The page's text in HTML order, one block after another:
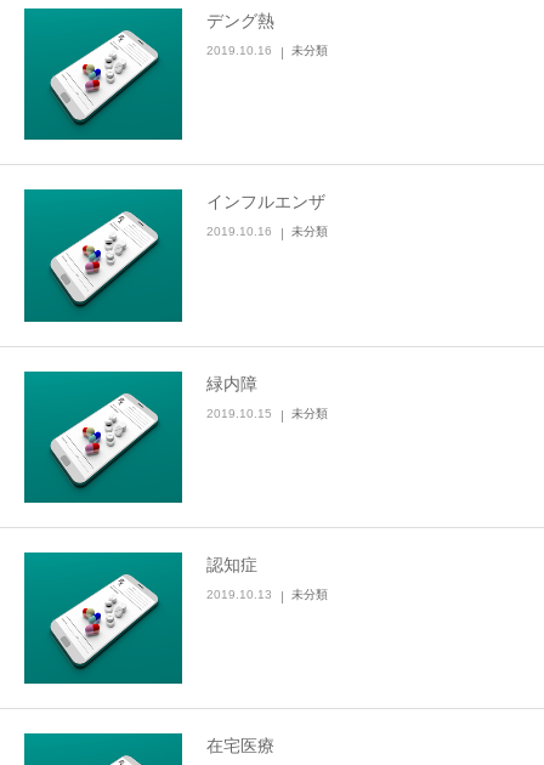
デング熱
2019.10.16 未分類
インフルエンザ
2019.10.16 未分類
緑内障
2019.10.15 未分類
認知症
2019.10.13 未分類
在宅医療